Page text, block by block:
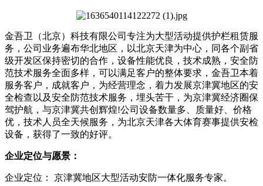
金吾卫（北京）科技有限公司专注为大型活动提供护栏租赁服
务，公司业务遍布华北地区，以北京天津为中心，同各个副省
级开发区保持密切的合作，设备性能优良，技术成熟，安全防
范技术服务全面多样，可以满足客户的整体要求，金吾卫本着
服务客户，成就客户，为经营理念，着力发展京津冀地区的安
全检查以及安全防范技术服务，埋头苦干，为京津冀经济圈保
驾护航，与京津冀共创辉煌!公司设备数量多、质量好、价格
优，技术人员全天候服务，为北京天津各大体育赛事提供安检
设备，获得了一致的好评。
企业定位与愿景：
企业定位： 京津冀地区大型活动安防一体化服务专家。